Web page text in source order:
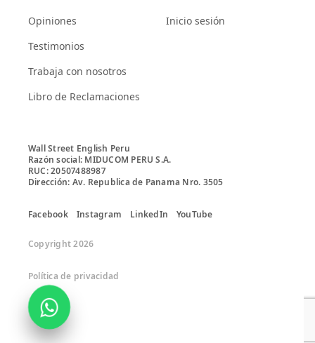
Opiniones
Testimonios
Trabaja con nosotros
Libro de Reclamaciones
Inicio sesión
Wall Street English Peru
Razón social: MIDUCOM PERU S.A.
RUC: 20507488987
Facebook Instagram LinkedIn YouTube
Copyright 2026
Política de privacidad